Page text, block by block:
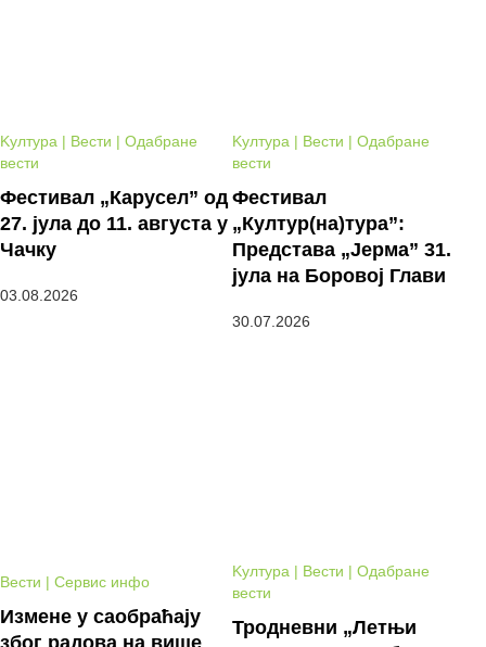
Kултура | Вести | Одабране
вести
Фестивал „Карусел” од
27. јула до 11. августа у
Чачку
03.08.2026
Kултура | Вести | Одабране
вести
Фестивал
„Култур(на)тура”:
Представа „Јерма” 31.
јула на Боровој Глави
30.07.2026
Вести | Сервис инфо
Измене у саобраћају
због радова на више
Kултура | Вести | Одабране
вести
Тродневни „Летњи